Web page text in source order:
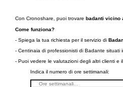
Con Cronoshare, puoi trovare badanti vicino
Come funziona?
- Spiega la tua richiesta per il servizio di
- Centinaia di professionisti di Badante
- Puoi vedere le valutazioni degli altri clienti e
Indica il numero di ore settimanali: